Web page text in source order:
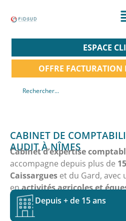
ESPACE
OFFRE FACTURATION
CABINET DE
AUDIT À NÎMES
Cabinet d’expertise
accompagne depuis plus de
Caissargues et du Gard, avec
enactivités agricoles et
Depuis + de 15 ans